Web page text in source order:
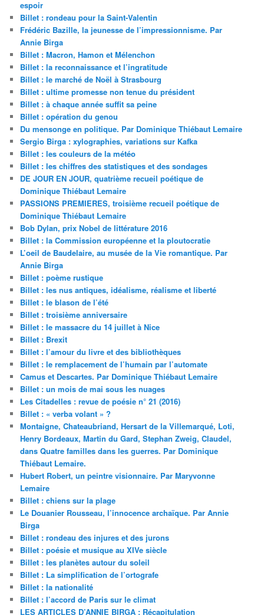
espoir
Billet : rondeau pour la Saint-Valentin
Frédéric Bazille, la jeunesse de l’impressionnisme. Par
Annie Birga
Billet : Macron, Hamon et Mélenchon
Billet : la reconnaissance et l’ingratitude
Billet : le marché de Noël à Strasbourg
Billet : ultime promesse non tenue du président
Billet : à chaque année suffit sa peine
Billet : opération du genou
Du mensonge en politique. Par Dominique Thiébaut Lemaire
Sergio Birga : xylographies, variations sur Kafka
Billet : les couleurs de la météo
Billet : les chiffres des statistiques et des sondages
DE JOUR EN JOUR, quatrième recueil poétique de
Dominique Thiébaut Lemaire
PASSIONS PREMIERES, troisième recueil poétique de
Dominique Thiébaut Lemaire
Bob Dylan, prix Nobel de littérature 2016
Billet : la Commission européenne et la ploutocratie
L’oeil de Baudelaire, au musée de la Vie romantique. Par
Annie Birga
Billet : poème rustique
Billet : les nus antiques, idéalisme, réalisme et liberté
Billet : le blason de l’été
Billet : troisième anniversaire
Billet : le massacre du 14 juillet à Nice
Billet : Brexit
Billet : l’amour du livre et des bibliothèques
Billet : le remplacement de l’humain par l’automate
Camus et Descartes. Par Dominique Thiébaut Lemaire
Billet : un mois de mai sous les nuages
Les Citadelles : revue de poésie n° 21 (2016)
Billet : « verba volant » ?
Montaigne, Chateaubriand, Hersart de la Villemarqué, Loti,
Henry Bordeaux, Martin du Gard, Stephan Zweig, Claudel,
dans Quatre familles dans les guerres. Par Dominique
Thiébaut Lemaire.
Hubert Robert, un peintre visionnaire. Par Maryvonne
Lemaire
Billet : chiens sur la plage
Le Douanier Rousseau, l’innocence archaïque. Par Annie
Birga
Billet : rondeau des injures et des jurons
Billet : poésie et musique au XIVe siècle
Billet : les planètes autour du soleil
Billet : La simplification de l’ortografe
Billet : la nationalité
Billet : l’accord de Paris sur le climat
LES ARTICLES D’ANNIE BIRGA : Récapitulation